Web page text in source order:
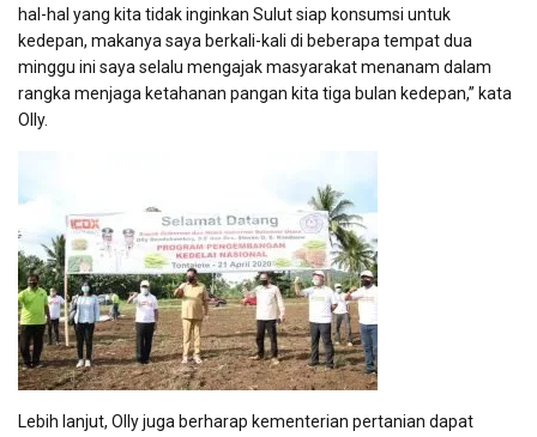
hal-hal yang kita tidak inginkan Sulut siap konsumsi untuk
kedepan, makanya saya berkali-kali di beberapa tempat dua
minggu ini saya selalu mengajak masyarakat menanam dalam
rangka menjaga ketahanan pangan kita tiga bulan kedepan,” kata
Olly.
Lebih lanjut, Olly juga berharap kementerian pertanian dapat